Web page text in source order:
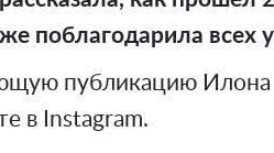
поблагодарила всех
публикацию Илона
в Instagram.